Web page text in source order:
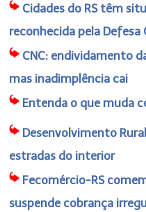
Cidades do RS têm
reconhecida pela Defesa
CNC: endividamento
mas inadimplência cai
Entenda o que muda
Desenvolvimento
estradas do interior
Fecomércio-RS
suspende cobrança